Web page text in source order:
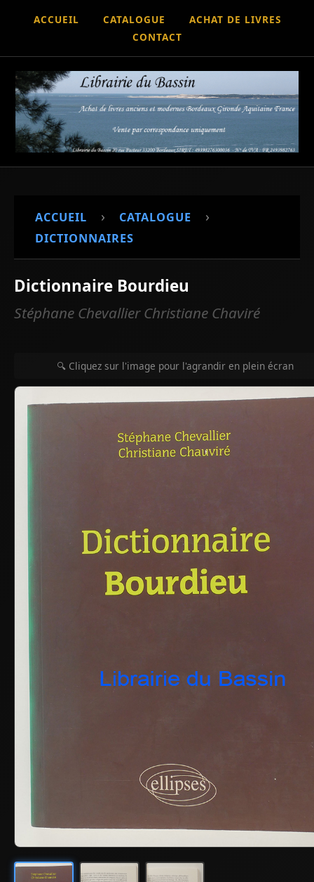
ACCUEIL CATALOGUE
ACHAT DE LIVRES
CONTACT
ACCUEIL › CATALOGUE ›
DICTIONNAIRES
Dictionnaire Bourdieu
Stéphane Chevallier Christiane Chaviré
🔍 Cliquez sur l'image pour l'agrandir en plein écran